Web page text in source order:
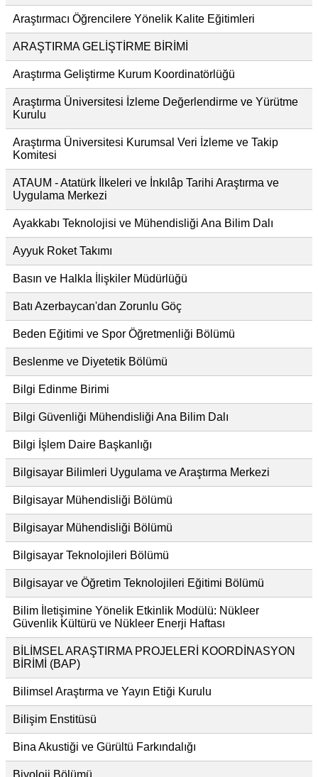
Araştırmacı Öğrencilere Yönelik Kalite Eğitimleri
ARAŞTIRMA GELİŞTİRME BİRİMİ
Araştırma Geliştirme Kurum Koordinatörlüğü
Araştırma Üniversitesi İzleme Değerlendirme ve Yürütme
Kurulu
Araştırma Üniversitesi Kurumsal Veri İzleme ve Takip
Komitesi
ATAUM - Atatürk İlkeleri ve İnkılâp Tarihi Araştırma ve
Uygulama Merkezi
Ayakkabı Teknolojisi ve Mühendisliği Ana Bilim Dalı
Ayyuk Roket Takımı
Basın ve Halkla İlişkiler Müdürlüğü
Batı Azerbaycan'dan Zorunlu Göç
Beden Eğitimi ve Spor Öğretmenliği Bölümü
Beslenme ve Diyetetik Bölümü
Bilgi Edinme Birimi
Bilgi Güvenliği Mühendisliği Ana Bilim Dalı
Bilgi İşlem Daire Başkanlığı
Bilgisayar Bilimleri Uygulama ve Araştırma Merkezi
Bilgisayar Mühendisliği Bölümü
Bilgisayar Mühendisliği Bölümü
Bilgisayar Teknolojileri Bölümü
Bilgisayar ve Öğretim Teknolojileri Eğitimi Bölümü
Bilim İletişimine Yönelik Etkinlik Modülü: Nükleer
Güvenlik Kültürü ve Nükleer Enerji Haftası
BİLİMSEL ARAŞTIRMA PROJELERİ KOORDİNASYON
BİRİMİ (BAP)
Bilimsel Araştırma ve Yayın Etiği Kurulu
Bilişim Enstitüsü
Bina Akustiği ve Gürültü Farkındalığı
Biyoloji Bölümü